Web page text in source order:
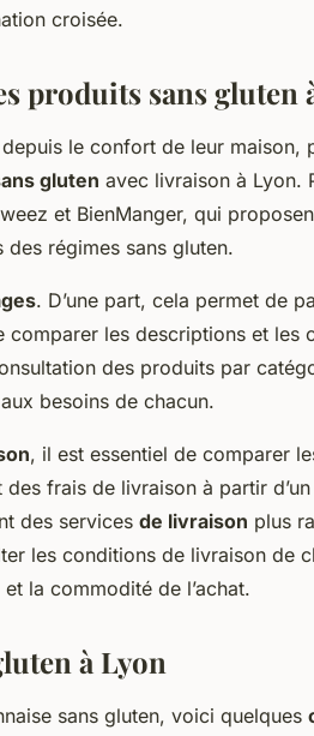
croisée.
produits sans gluten
le confort de leur maison,
gluten avec livraison à Lyon.
et BienManger, qui
régimes sans gluten.
. D’une part, cela permet de
les descriptions et les
des produits par
besoins de chacun.
, il est essentiel de comparer
frais de livraison à partir
des services de livraison plus
les conditions de livraison de
la commodité de l’achat.
à Lyon
sans gluten, voici quelques